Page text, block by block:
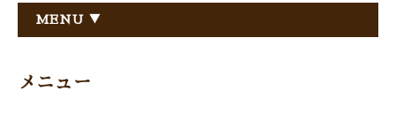
MENU ▼
メニュー